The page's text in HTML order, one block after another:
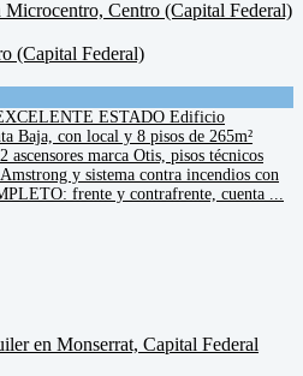
(Capital Federal)
ESTADO Edificio
Baja, con local y 8 pisos de 265m²
marca Otis, pisos técnicos
y sistema contra incendios con
frente y contrafrente, cuenta ...